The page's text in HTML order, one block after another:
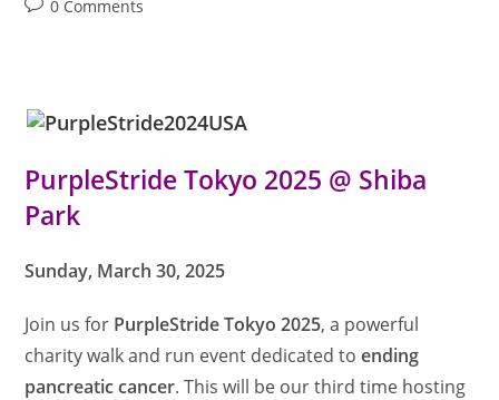
ミ
ナ
東
ﾝ
ﾗ
参
加
無
料』
Post0 Comments
PurpleStride Tokyo 2025 @ Shiba
Park
Sunday, March 30, 2025
Join us for PurpleStride Tokyo 2025, a powerful
charity walk and run event dedicated toending
pancreatic cancer. This will be our third time hosting